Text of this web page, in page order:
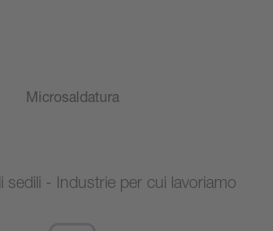
Microsaldatura
sedili - Industrie per cui lavoriamo